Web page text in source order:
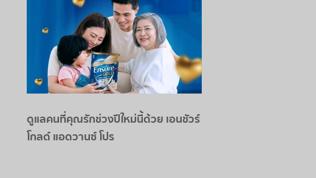
ดูแลคนที่คุณรักช่วงปีใหม่นี้ด้วย เอนชัวร์
โกลด์ แอดวานซ์ โปร